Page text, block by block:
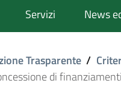
Servizi News
Trasparente /
di